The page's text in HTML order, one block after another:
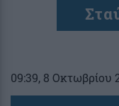
09:39, 8 Οκτωβρίου